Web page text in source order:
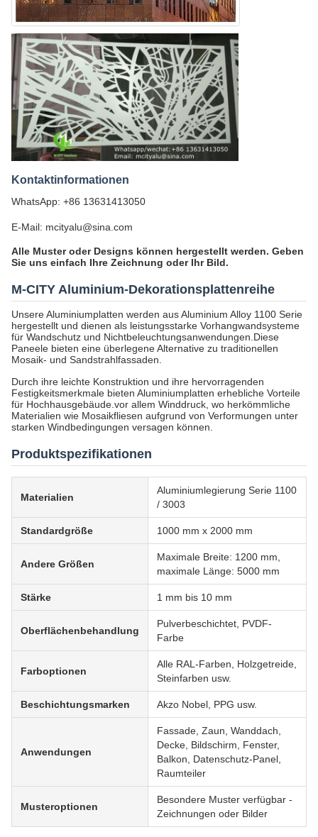
Kontaktinformationen
WhatsApp: +86 13631413050
E-Mail: mcityalu@sina.com
Alle Muster oder Designs können hergestellt werden. Geben
Sie uns einfach Ihre Zeichnung oder Ihr Bild.
M-CITY Aluminium-Dekorationsplattenreihe
Unsere Aluminiumplatten werden aus Aluminium Alloy 1100 Serie
hergestellt und dienen als leistungsstarke Vorhangwandsysteme
für Wandschutz und Nichtbeleuchtungsanwendungen.Diese
Paneele bieten eine überlegene Alternative zu traditionellen
Mosaik- und Sandstrahlfassaden.
Durch ihre leichte Konstruktion und ihre hervorragenden
Festigkeitsmerkmale bieten Aluminiumplatten erhebliche Vorteile
für Hochhausgebäude.vor allem Winddruck, wo herkömmliche
Materialien wie Mosaikfliesen aufgrund von Verformungen unter
starken Windbedingungen versagen können.
Produktspezifikationen
Materialien
Aluminiumlegierung Serie 1100
/ 3003
Standardgröße 1000 mm x 2000 mm
Andere Größen
Maximale Breite: 1200 mm,
maximale Länge: 5000 mm
Stärke 1 mm bis 10 mm
Oberflächenbehandlung
Pulverbeschichtet, PVDF-
Farbe
Farboptionen
Alle RAL-Farben, Holzgetreide,
Steinfarben usw.
Beschichtungsmarken Akzo Nobel, PPG usw.
Anwendungen
Fassade, Zaun, Wanddach,
Decke, Bildschirm, Fenster,
Balkon, Datenschutz-Panel,
Raumteiler
Musteroptionen
Besondere Muster verfügbar -
Zeichnungen oder Bilder